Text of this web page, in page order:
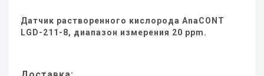
Датчик растворенного кислорода AnaCONT
LGD-211-8, диапазон измерения 20 ppm.